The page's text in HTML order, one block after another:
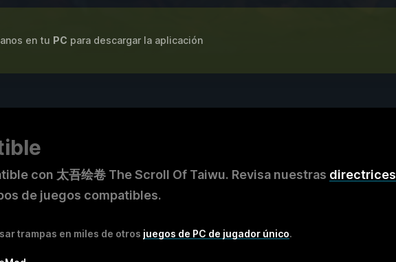
en tu PC para descargar la aplicación
con 太吾绘卷 The Scroll Of Taiwu. Revisa nuestras directrices
de juegos compatibles.
trampas en miles de otros juegos de PC de jugador único.